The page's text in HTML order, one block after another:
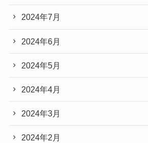
2024年7月
2024年6月
2024年5月
2024年4月
2024年3月
2024年2月